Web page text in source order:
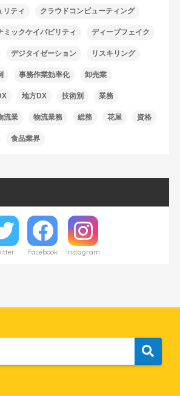
リティ クラウドコンピューティング
ミックケイパビリティ ディープフェイク
デジタイゼーション リスキリング
事務作業効率化 卸売業
地方DX 技術別 業務
流業 物流業務 総務 花屋 資格
食品業界
Facebook Instagram